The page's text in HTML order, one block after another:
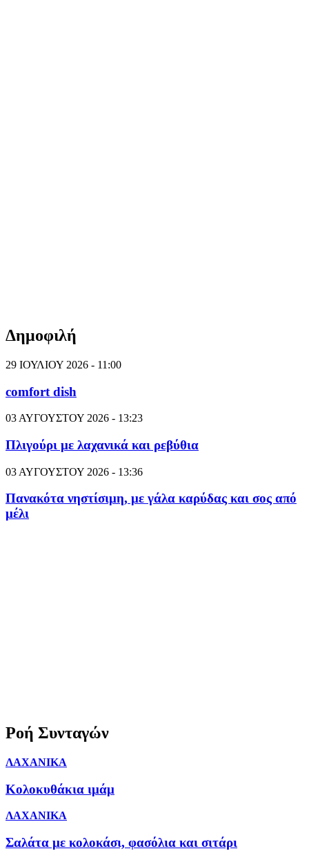
Δημοφιλή
29 ΙΟΥΛΙΟΥ 2026 - 11:00
comfort dish
03 ΑΥΓΟΥΣΤΟΥ 2026 - 13:23
Πλιγούρι με λαχανικά και ρεβύθια
03 ΑΥΓΟΥΣΤΟΥ 2026 - 13:36
Πανακότα νηστίσιμη, με γάλα καρύδας και σος από
μέλι
Ροή Συνταγών
ΛΑΧΑΝΙΚΑ
Κολοκυθάκια ιμάμ
ΛΑΧΑΝΙΚΑ
Σαλάτα με κολοκάσι, φασόλια και σιτάρι